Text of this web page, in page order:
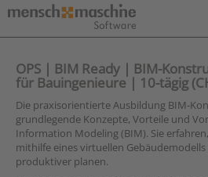
OPS | BIM Ready | BIM-
für Bauingenieure | 10-tägig
Die praxisorientierte Ausbildung BIM-
grundlegende Konzepte, Vorteile und
Information Modeling (BIM). Sie
mithilfe eines virtuellen
produktiver planen.